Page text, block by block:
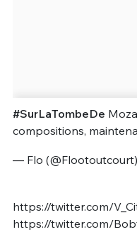
#SurLaTombeDe
compositions,
— Flo (@Flootoutcourt)
https://twitter.com/
https://twitter.com/